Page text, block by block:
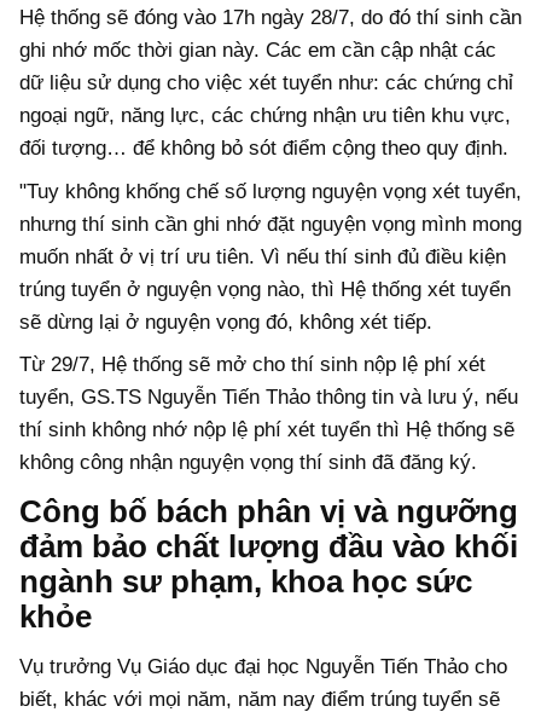
Hệ thống sẽ đóng vào 17h ngày 28/7, do đó thí sinh cần
ghi nhớ mốc thời gian này. Các em cần cập nhật các
dữ liệu sử dụng cho việc xét tuyển như: các chứng chỉ
ngoại ngữ, năng lực, các chứng nhận ưu tiên khu vực,
đối tượng… để không bỏ sót điểm cộng theo quy định.
"Tuy không khống chế số lượng nguyện vọng xét tuyển,
nhưng thí sinh cần ghi nhớ đặt nguyện vọng mình mong
muốn nhất ở vị trí ưu tiên. Vì nếu thí sinh đủ điều kiện
trúng tuyển ở nguyện vọng nào, thì Hệ thống xét tuyển
sẽ dừng lại ở nguyện vọng đó, không xét tiếp.
Từ 29/7, Hệ thống sẽ mở cho thí sinh nộp lệ phí xét
tuyển, GS.TS Nguyễn Tiến Thảo thông tin và lưu ý, nếu
thí sinh không nhớ nộp lệ phí xét tuyển thì Hệ thống sẽ
không công nhận nguyện vọng thí sinh đã đăng ký.
Công bố bách phân vị và ngưỡng
đảm bảo chất lượng đầu vào khối
ngành sư phạm, khoa học sức
khỏe
Vụ trưởng Vụ Giáo dục đại học Nguyễn Tiến Thảo cho
biết, khác với mọi năm, năm nay điểm trúng tuyển sẽ